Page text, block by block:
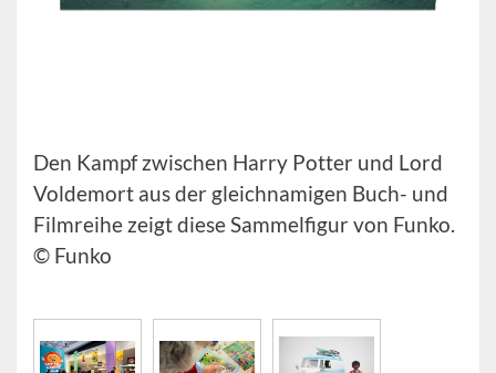
Den Kampf zwischen Harry Potter und Lord
Voldemort aus der gleichnamigen Buch- und
Filmreihe zeigt diese Sammelfigur von Funko.
© Funko